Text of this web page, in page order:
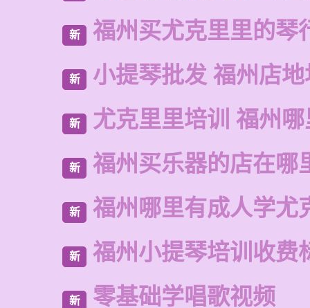
新 福州买尤克里里的琴
新 小提琴批发 福州店
新 尤克里里培训 福州
新 福州买乐器的店在哪
新 福州哪里有成人学尤
新 福州小提琴培训收费
新 零基础学唱歌视频